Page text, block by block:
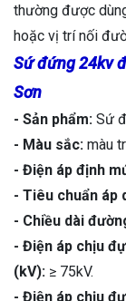
thường được
hoặc vị trí nối
Sứ đứng 24kv
Sơn
- Sản phẩm: Sứ
- Màu sắc: màu
- Điện áp định
- Tiêu chuẩn áp
- Chiều dài
- Điện áp chịu
(kV): ≥ 75kV.
- Điện áp chịu